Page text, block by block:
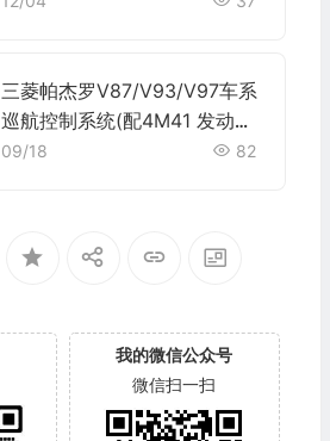
三菱帕杰罗V87/V93/V97车系
巡航控制系统(配4M41 发动机)
电脑板 158针端子
09/18 82
我的微信公众号
微信扫一扫